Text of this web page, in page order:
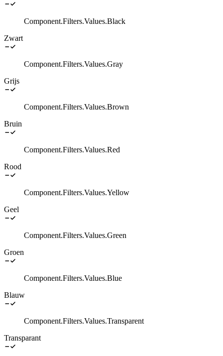
Component.Filters.Values.Black
Zwart
Component.Filters.Values.Gray
Grijs
Component.Filters.Values.Brown
Bruin
Component.Filters.Values.Red
Rood
Component.Filters.Values.Yellow
Geel
Component.Filters.Values.Green
Groen
Component.Filters.Values.Blue
Blauw
Component.Filters.Values.Transparent
Transparant